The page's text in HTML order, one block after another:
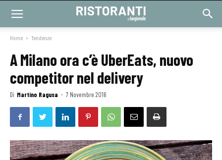
Home Tendenze
A Milano ora c’è UberEats, nuovo
competitor nel delivery
Di Martino Ragusa - 7 Novembre 2016